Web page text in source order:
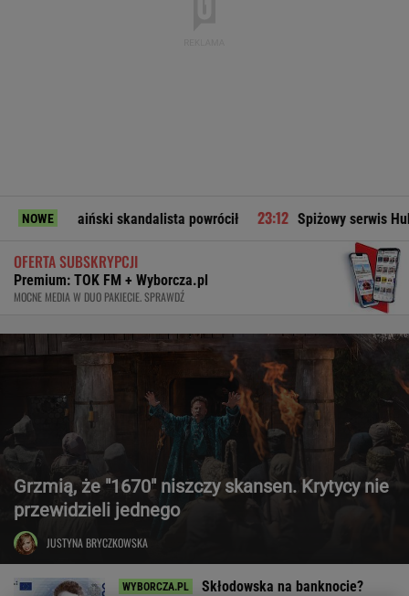
NOWEskandalista powrócił Spiżowy serwis Huberta
OFERTA SUBSKRYPCJI
Premium: TOK FM + Wyborcza.pl
MOCNE MEDIA W DUO PAKIECIE. SPRAWDŹ
Grzmią, że "1670" niszczy skansen. Krytycy nie
przewidzieli jednego
JUSTYNA BRYCZKOWSKA
Skłodowska na banknocie?